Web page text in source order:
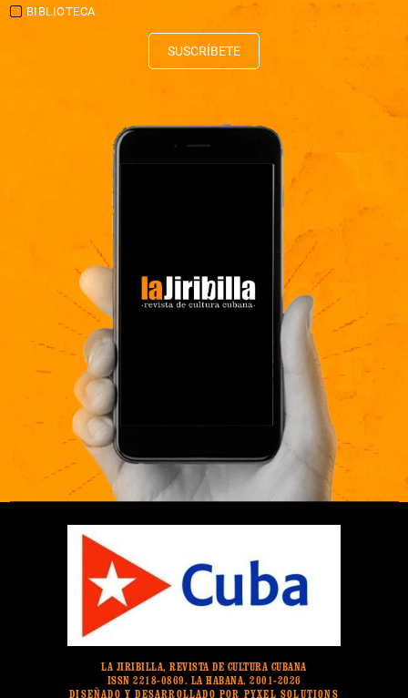
BIBLIOTECA
SUSCRÍBETE
LA JIRIBILLA, REVISTA DE CULTURA CUBANA
ISSN 2218-0869. LA HABANA. 2001-2026
DISEÑADO Y DESARROLLADO POR PYXEL SOLUTIONS